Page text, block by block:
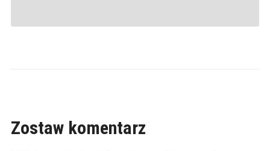
Zostaw komentarz